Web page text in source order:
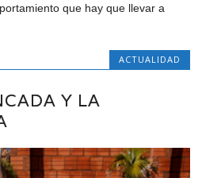
que hay que llevar a
ACTUALIDAD
Y LA